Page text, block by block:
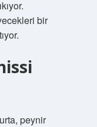
bir
peynir